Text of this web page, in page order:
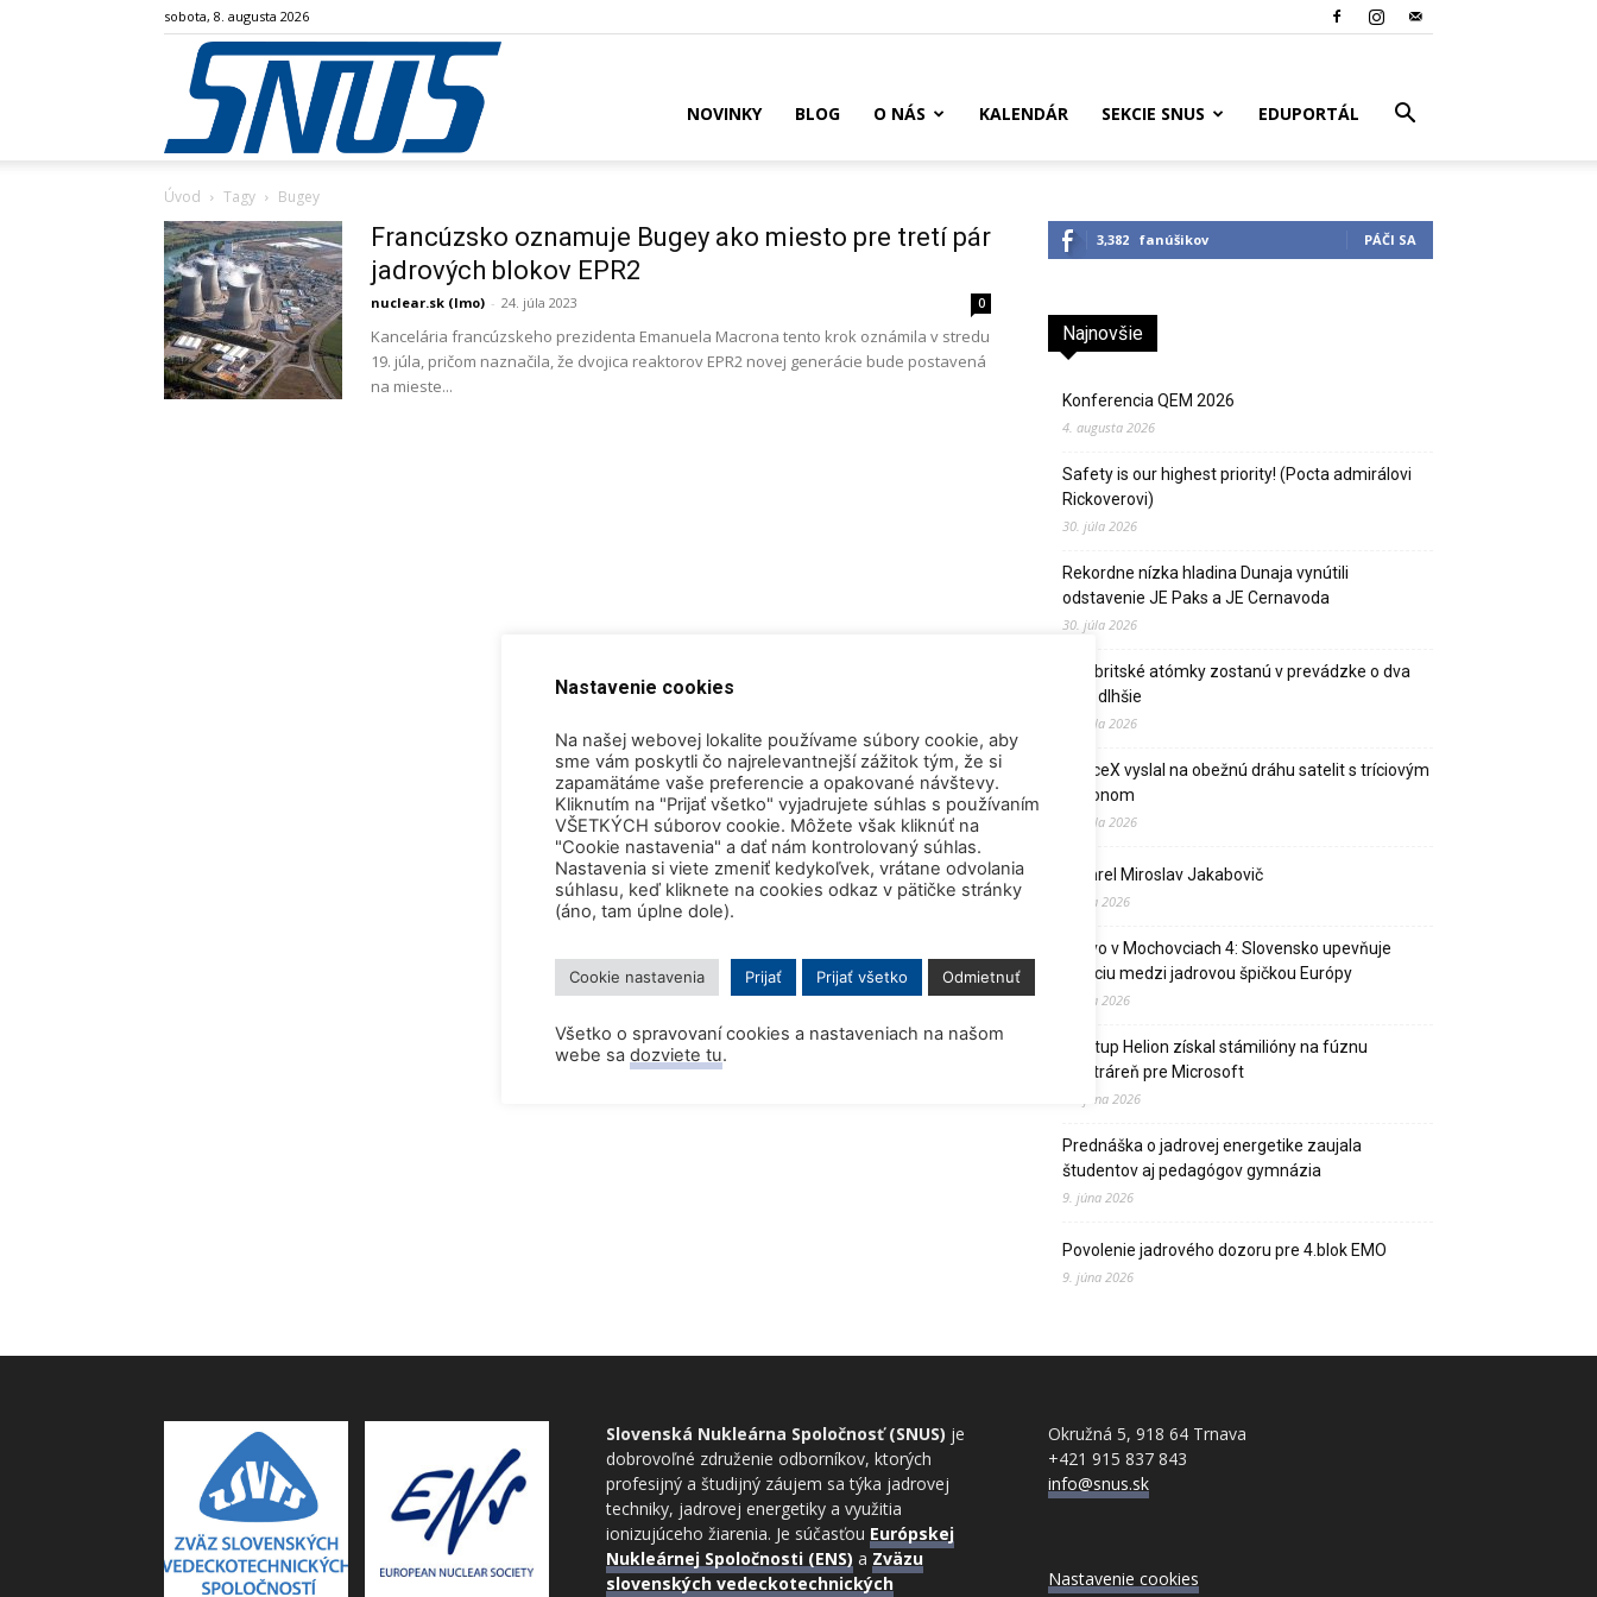
sobota, 8. augusta 2026
NOVINKY BLOG O NÁS KALENDÁR SEKCIE SNUS EDUPORTÁL
Úvod Tagy Bugey
Francúzsko oznamuje Bugey ako miesto pre tretí pár
jadrových blokov EPR2
nuclear.sk (lmo) - 24. júla 2023 0
Kancelária francúzskeho prezidenta Emanuela Macrona tento krok oznámila v stredu
19. júla, pričom naznačila, že dvojica reaktorov EPR2 novej generácie bude postavená
na mieste...
3,382 fanúšikov PÁČI SA
Najnovšie
Konferencia QEM 2026
4. augusta 2026
Safety is our highest priority! (Pocta admirálovi
Rickoverovi)
30. júla 2026
Rekordne nízka hladina Dunaja vynútili
odstavenie JE Paks a JE Cernavoda
30. júla 2026
Dve britské atómky zostanú v prevádzke o dva
roky dlhšie
27. júla 2026
SpaceX vyslal na obežnú dráhu satelit s tríciovým
pohonom
13. júla 2026
Zomrel Miroslav Jakabovič
2. júla 2026
Palivo v Mochovciach 4: Slovensko upevňuje
pozíciu medzi jadrovou špičkou Európy
2. júla 2026
Startup Helion získal stámilióny na fúznu
elektráreň pre Microsoft
15. júna 2026
Prednáška o jadrovej energetike zaujala
študentov aj pedagógov gymnázia
9. júna 2026
Povolenie jadrového dozoru pre 4.blok EMO
9. júna 2026
Slovenská Nukleárna Spoločnosť (SNUS) je
dobrovoľné združenie odborníkov, ktorých
profesijný a študijný záujem sa týka jadrovej
techniky, jadrovej energetiky a využitia
ionizujúceho žiarenia. Je súčasťou Európskej
Nukleárnej Spoločnosti (ENS) a Zväzu
slovenských vedeckotechnických
Okružná 5, 918 64 Trnava
+421 915 837 843
info@snus.sk
Nastavenie cookies
Nastavenie cookies
Na našej webovej lokalite používame súbory cookie, aby
sme vám poskytli čo najrelevantnejší zážitok tým, že si
zapamätáme vaše preferencie a opakované návštevy.
Kliknutím na "Prijať všetko" vyjadrujete súhlas s používaním
VŠETKÝCH súborov cookie. Môžete však kliknúť na
"Cookie nastavenia" a dať nám kontrolovaný súhlas.
Nastavenia si viete zmeniť kedykoľvek, vrátane odvolania
súhlasu, keď kliknete na cookies odkaz v pätičke stránky
(áno, tam úplne dole).
Cookie nastavenia Prijať Prijať všetko Odmietnuť
Všetko o spravovaní cookies a nastaveniach na našom
webe sa dozviete tu.